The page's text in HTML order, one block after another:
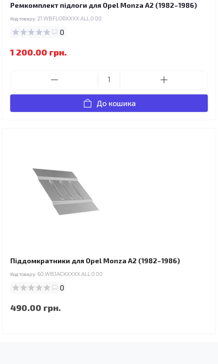
Ремкомплект підлоги для Opel Monza A2 (1982–1986)
Код товару: 21.WBFLORXXXX.ALL.0.00
0
1 200.00 грн.
До кошика
Піддомкратники для Opel Monza A2 (1982–1986)
Код товару: 60.WBJACKXXXX.ALL.0.00
0
490.00 грн.